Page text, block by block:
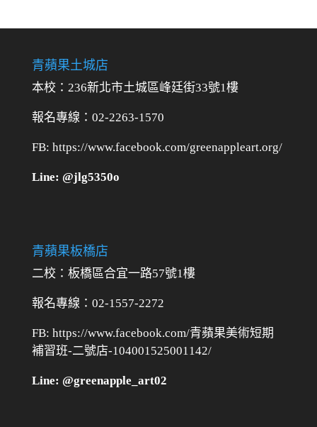
青蘋果土城店
本校：236新北市土城區峰廷街33號1樓
報名專線：02-2263-1570
FB: https://www.facebook.com/greenappleart.org/
Line: @jlg5350o
青蘋果板橋店
二校： 板橋區合宜一路57號1樓
報名專線：02-1557-2272
FB: https://www.facebook.com/青蘋果美術短期
補習班-二號店-104001525001142/
Line: @greenapple_art02